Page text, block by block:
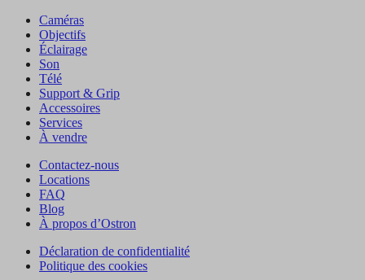
Caméras
Objectifs
Éclairage
Son
Télé
Support & Grip
Accessoires
Services
À vendre
Contactez-nous
Locations
FAQ
Blog
À propos d’Ostron
Déclaration de confidentialité
Politique des cookies